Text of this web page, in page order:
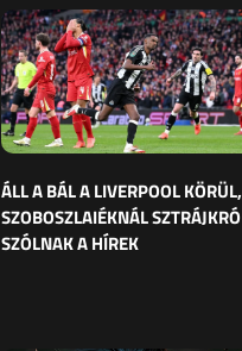
ÁLL A BÁL A LIVERPOOL KÖRÜL,
SZOBOSZLAIÉKNÁL
SZÓLNAK A HÍREK